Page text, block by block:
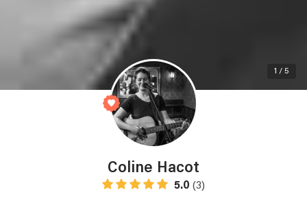
1 / 5
Coline Hacot
5.0 (3)